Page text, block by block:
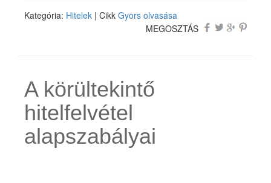
Kategória: Hitelek | Cikk Gyors olvasása
MEGOSZTÁS
A körültekintő
hitelfelvétel
alapszabályai